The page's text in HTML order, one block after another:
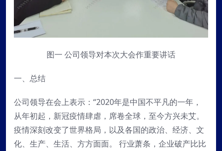
图一 公司领导对本次大会作重要讲话
一、总结
公司领导在会上表示：“2020年是中国不平凡的一年，
从年初起，新冠疫情肆虐，席卷全球，至今方兴未艾。
疫情深刻改变了世界格局，以及各国的政治、经济、文
化、生产、生活、方方面面。 行业萧条，企业破产比比